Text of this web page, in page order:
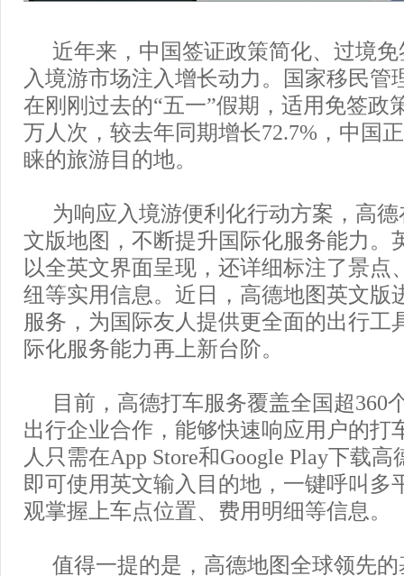
近年来，中国签证政策简化、过境
入境游市场注入增长动力。国家移民管
在刚刚过去的“五一”假期，适用免签政
万人次，较去年同期增长72.7%，中国
睐的旅游目的地。
为响应入境游便利化行动方案，高
文版地图，不断提升国际化服务能力。
以全英文界面呈现，还详细标注了景点
纽等实用信息。近日，高德地图英文版
服务，为国际友人提供更全面的出行工
际化服务能力再上新台阶。
目前，高德打车服务覆盖全国超360
出行企业合作，能够快速响应用户的打
人只需在App Store和Google Play下载
即可使用英文输入目的地，一键呼叫多
观掌握上车点位置、费用明细等信息。
值得一提的是，高德地图全球领先